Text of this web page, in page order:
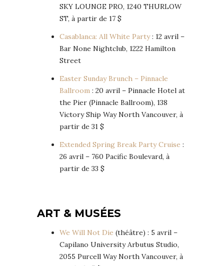
SKY LOUNGE PRO, 1240 THURLOW
ST, à partir de 17 $
Casablanca: All White Party: 12 avril –
Bar None Nightclub, 1222 Hamilton
Street
Easter Sunday Brunch – Pinnacle
Ballroom : 20 avril – Pinnacle Hotel at
the Pier (Pinnacle Ballroom), 138
Victory Ship Way North Vancouver, à
partir de 31 $
Extended Spring Break Party Cruise :
26 avril – 760 Pacific Boulevard, à
partir de 33 $
ART & MUSÉES
We Will Not Die (théâtre) : 5 avril –
Capilano University Arbutus Studio,
2055 Purcell Way North Vancouver, à